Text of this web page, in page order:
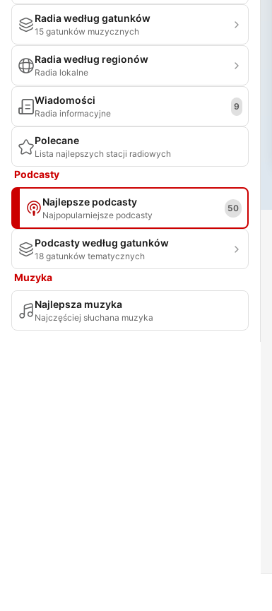
Radia według gatunków
15 gatunków muzycznych
Radia według regionów
Radia lokalne
Wiadomości
Radia informacyjne
9
Polecane
Lista najlepszych stacji radiowych
Podcasty
Najlepsze podcasty
Najpopularniejsze podcasty
50
Podcasty według gatunków
18 gatunków tematycznych
Muzyka
Najlepsza muzyka
Najczęściej słuchana muzyka